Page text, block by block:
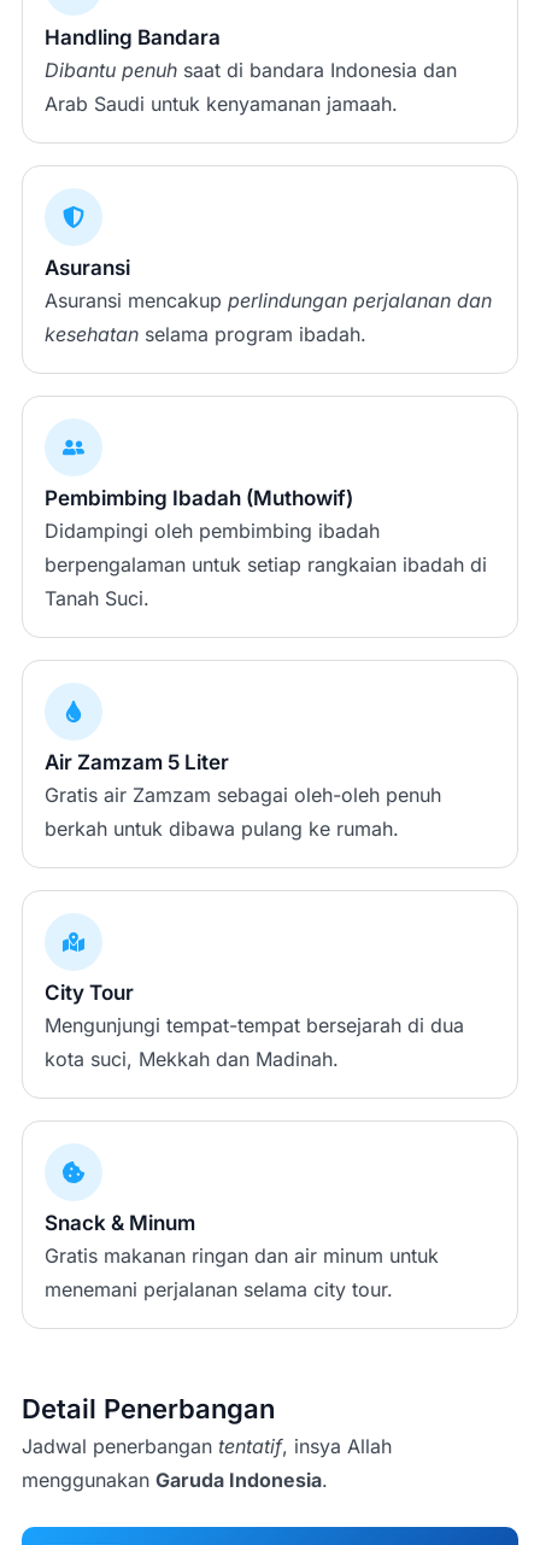
Handling Bandara
Dibantu penuh saat di bandara Indonesia dan
Arab Saudi untuk kenyamanan jamaah.
Asuransi
Asuransi mencakup perlindungan perjalanan dan
kesehatan selama program ibadah.
Pembimbing Ibadah (Muthowif)
Didampingi oleh pembimbing ibadah
berpengalaman untuk setiap rangkaian ibadah di
Tanah Suci.
Air Zamzam 5 Liter
Gratis air Zamzam sebagai oleh-oleh penuh
berkah untuk dibawa pulang ke rumah.
City Tour
Mengunjungi tempat-tempat bersejarah di dua
kota suci, Mekkah dan Madinah.
Snack & Minum
Gratis makanan ringan dan air minum untuk
menemani perjalanan selama city tour.
Detail Penerbangan
Jadwal penerbangan tentatif, insya Allah
menggunakan Garuda Indonesia.